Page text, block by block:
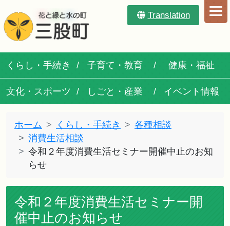
Translation
くらし・手続き 子育て・教育 健康・福祉
文化・スポーツ しごと・産業 イベント情報
ホーム くらし・手続き
各種相談
消費生活相談
令和２年度消費生活セミナー開催中止のお知
らせ
令和２年度消費生活セミナー開
催中止のお知らせ